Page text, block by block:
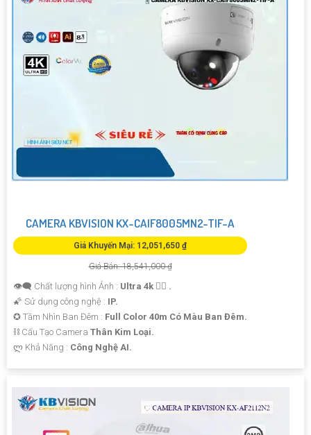
CAMERA KBVISION KX-CAIF8005MN2-TIF-A
Giá Khuyến Mại: 12,051,650 ₫
Giá Bán: 18,541,000 ₫
👁️‍🗨 Chất lượng hình Ảnh : Ultra 4k 👍🏾 .
🌠 Sử dụng công nghệ : IP.
✪ Tầm Nhìn Ban Đêm : Full Color 40m Có Màu Ban Đêm.
⛓ Cấu Tạo Camera Thân Kim Loại.
️ლ Khả Năng : Công Nghệ AI.